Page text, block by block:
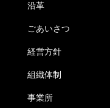
沿革
ごあいさつ
経営方針
組織体制
事業所